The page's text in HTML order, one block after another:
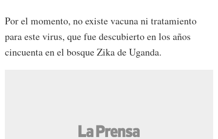
Por el momento, no existe vacuna ni tratamiento
para este virus, que fue descubierto en los años
cincuenta en el bosque Zika de Uganda.